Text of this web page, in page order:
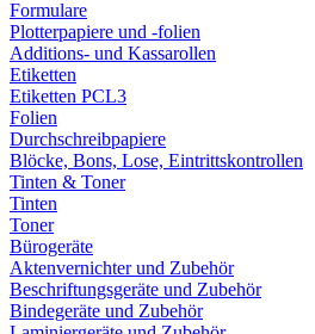
Formulare
Plotterpapiere und -folien
Additions- und Kassarollen
Etiketten
Etiketten PCL3
Folien
Durchschreibpapiere
Blöcke, Bons, Lose, Eintrittskontrollen
Tinten & Toner
Tinten
Toner
Bürogeräte
Aktenvernichter und Zubehör
Beschriftungsgeräte und Zubehör
Bindegeräte und Zubehör